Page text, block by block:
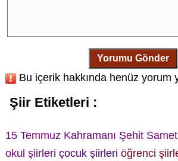
Yorumu Gönder
Bu içerik hakkında henüz yorum
Şiir Etiketleri :
15 Temmuz Kahramanı Şehit
okul şiirleri çocuk şiirleri öğrenci